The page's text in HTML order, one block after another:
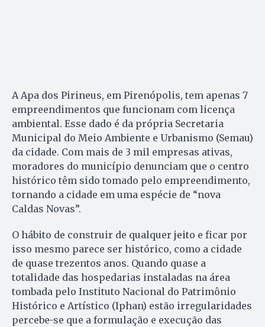
A Apa dos Pirineus, em Pirenópolis, tem apenas 7
empreendimentos que funcionam com licença
ambiental. Esse dado é da própria Secretaria
Municipal do Meio Ambiente e Urbanismo (Semau)
da cidade. Com mais de 3 mil empresas ativas,
moradores do município denunciam que o centro
histórico têm sido tomado pelo empreendimento,
tornando a cidade em uma espécie de “nova
Caldas Novas”.
O hábito de construir de qualquer jeito e ficar por
isso mesmo parece ser histórico, como a cidade
de quase trezentos anos. Quando quase a
totalidade das hospedarias instaladas na área
tombada pelo Instituto Nacional do Patrimônio
Histórico e Artístico (Iphan) estão irregularidades
percebe-se que a formulação e execução das